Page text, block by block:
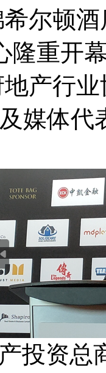
尔顿酒
隆重开
产行
媒体代
投资总